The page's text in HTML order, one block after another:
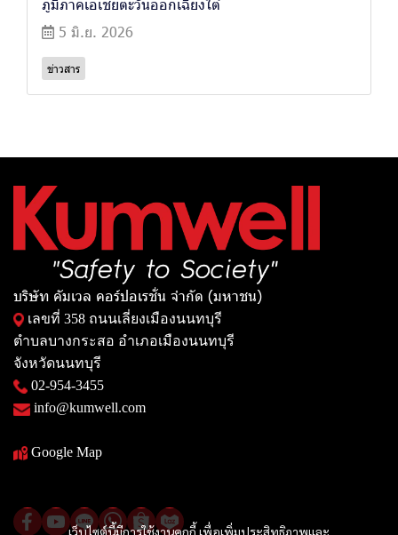
ภูมิภาคเอเชียตะวันออกเฉียงใต้
5 มิ.ย. 2026
ข่าวสาร
เว็บไซต์นี้มีการใช้งานคุกกี้ เพื่อเพิ่มประสิทธิภาพและ
บริษัท คัมเวล คอร์ปอเรชั่น จำกัด (มหาชน)
เลขที่ 358 ถนนเลี่ยงเมืองนนทบุรี
ตำบลบางกระสอ อำเภอเมืองนนทบุรี
จังหวัดนนทบุรี
02-954-3455
info@kumwell.com
Google Map